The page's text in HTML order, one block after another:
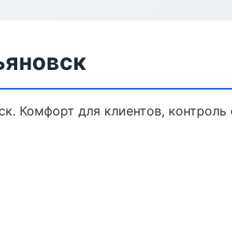
Комфорт для клиентов,